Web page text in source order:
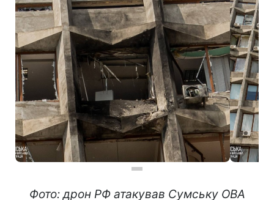
Фото: дрон РФ атакував Сумську ОВА